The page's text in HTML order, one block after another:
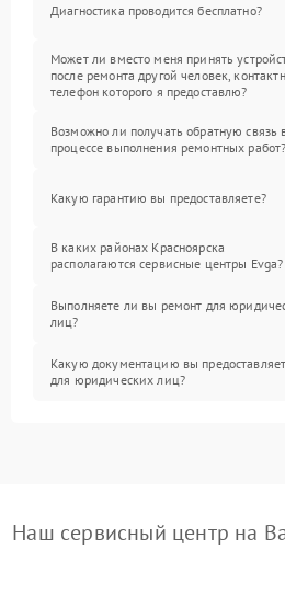
Диагностика проводится бесплатно?
Может ли вместо меня принять
после ремонта другой человек,
телефон которого я предоставлю?
Возможно ли получать обратную связь
процессе выполнения ремонтных работ?
Какую гарантию вы предоставляете?
В каких районах Красноярска
располагаются сервисные центры Evga?
Выполняете ли вы ремонт для
лиц?
Какую документацию вы
для юридических лиц?
Наш сервисный центр на